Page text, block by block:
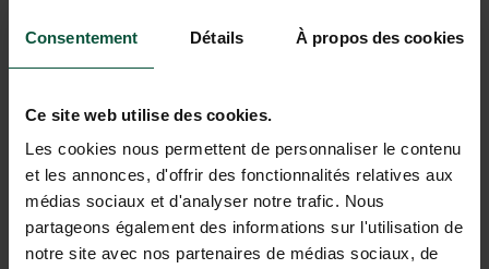
Consentement Détails À propos des cookies
Ce site web utilise des cookies.
Les cookies nous permettent de personnaliser le contenu
et les annonces, d'offrir des fonctionnalités relatives aux
médias sociaux et d'analyser notre trafic. Nous
partageons également des informations sur l'utilisation de
notre site avec nos partenaires de médias sociaux, de
alsaziana, a pochi passi dalla Strada dei Vini.
Huttopia Pays de
verde sulle colline della Vienne, vicino ai vigneti della
Côte Rôtie e di Condrieu.